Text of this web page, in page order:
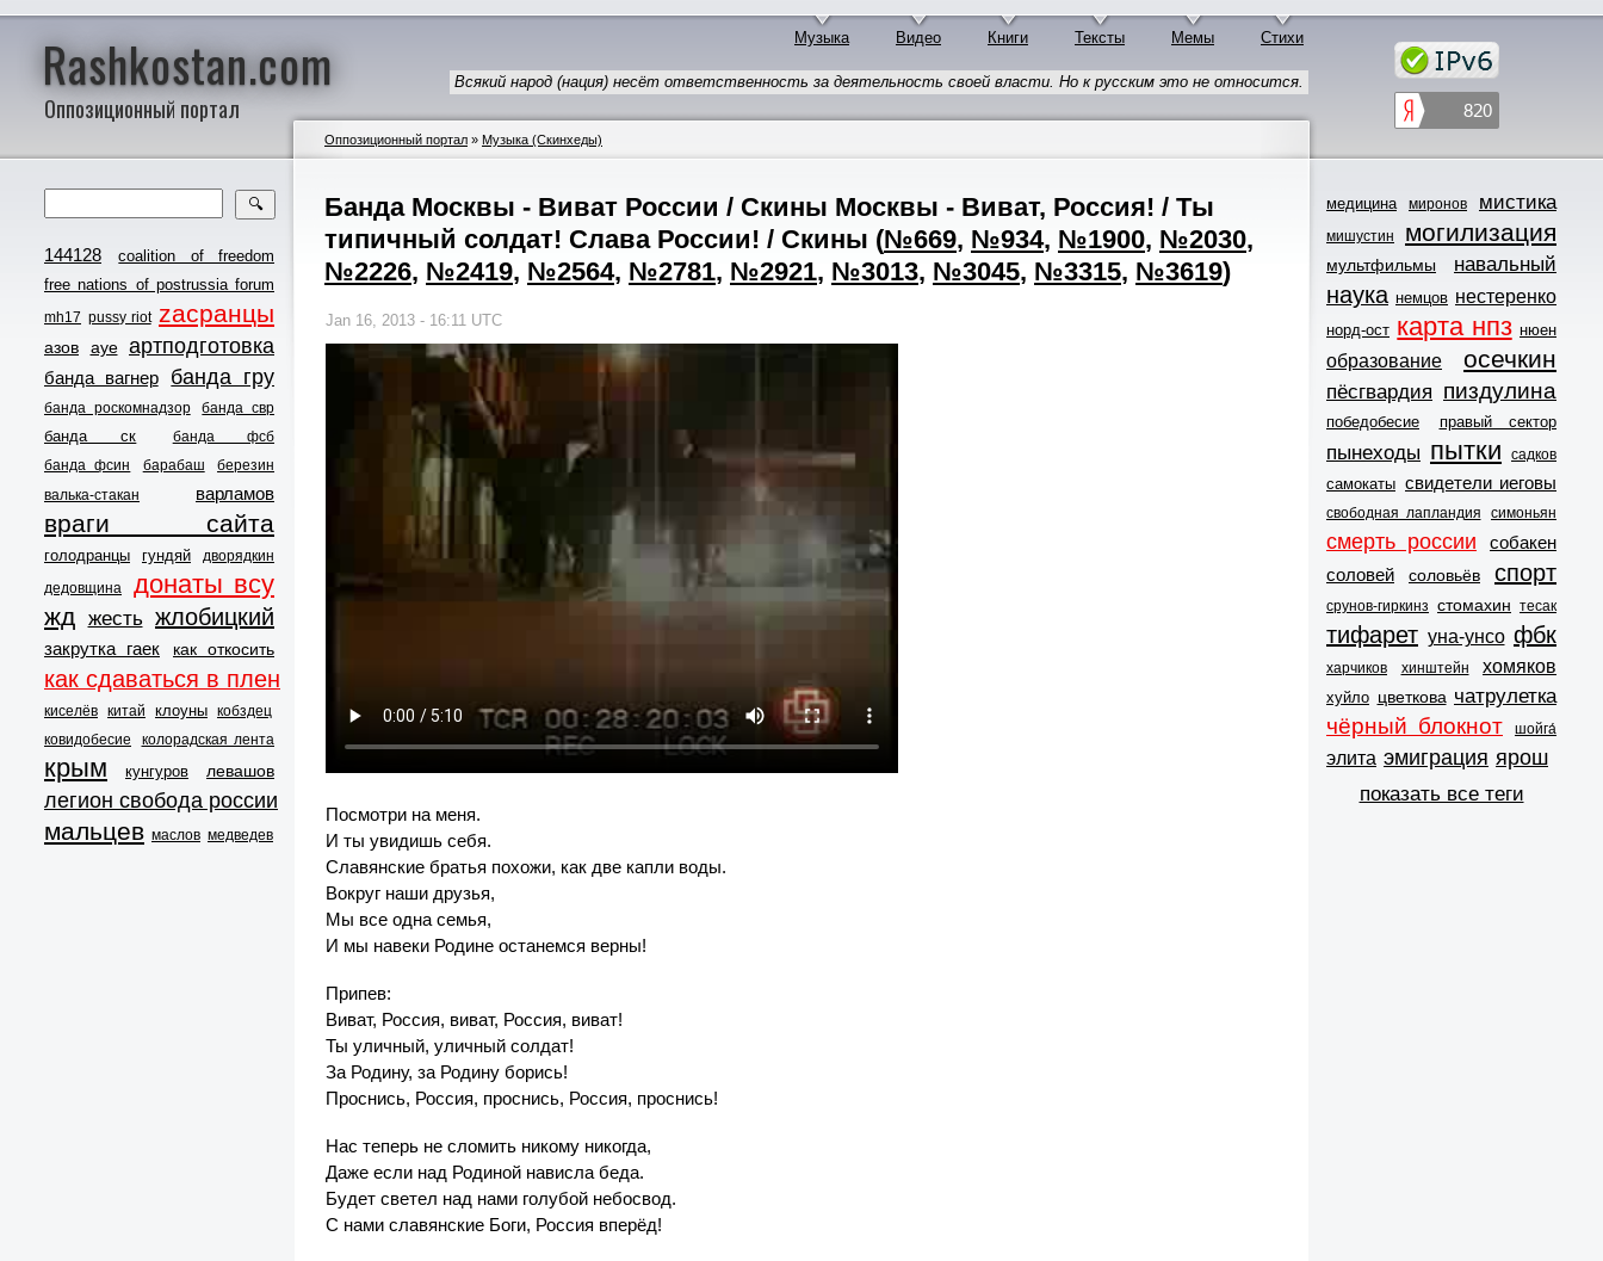
Rashkostan.com
Оппозиционный портал
Музыка Видео Книги Тексты Мемы Стихи
🔍
144128
coalition of freedom
free nations of postrussia forum
mh17 pussy riot zасранцы
азов ауе артподготовка
банда вагнер банда гру
банда роскомнадзор банда свр
банда ск
банда фсб
банда фсин
барабаш
березин
валька-стакан
варламов
враги сайта
голодранцы гундяй
дворядкин
дедовщина
донаты всу
жд жесть жлобицкий
закрутка гаек как откосить
как сдаваться в плен
киселёв китай клоуны кобздец
ковидобесие
колорадская лента
крым кунгуров левашов
легион свобода россии
мальцев маслов медведев
Всякий народ (нация) несёт ответственность за деятельность своей власти. Но к русским это не относится.
Оппозиционный портал » Музыка (Скинхеды)
Банда Москвы - Виват России / Скины Москвы - Виват, Россия! / Ты
типичный солдат! Слава России! / Скины (№669, №934, №1900, №2030,
№2226, №2419, №2564, №2781, №2921, №3013, №3045, №3315, №3619)
Jan 16, 2013 - 16:11 UTC
Посмотри на меня.
И ты увидишь себя.
Славянские братья похожи, как две капли воды.
Вокруг наши друзья,
Мы все одна семья,
И мы навеки Родине останемся верны!
Припев:
Виват, Россия, виват, Россия, виват!
Ты уличный, уличный солдат!
За Родину, за Родину борись!
Проснись, Россия, проснись, Россия, проснись!
Нас теперь не сломить никому никогда,
Даже если над Родиной нависла беда.
Будет светел над нами голубой небосвод.
С нами славянские Боги, Россия вперёд!
медицина миронов мистика
мишустин могилизация
мультфильмы навальный
наука немцов нестеренко
норд-ост карта нпз нюен
образование осечкин
пёсгвардия пиздулина
победобесие правый сектор
пынеходы пытки садков
самокаты свидетели иеговы
свободная лапландия симоньян
смерть россии
собакен
соловей
соловьёв спорт
срунов-гиркинз стомахин тесак
тифарет уна-унсо фбк
харчиков хинштейн хомяков
хуйло цветкова чатрулетка
чёрный блокнот шойга́
элита эмиграция ярош
показать все теги